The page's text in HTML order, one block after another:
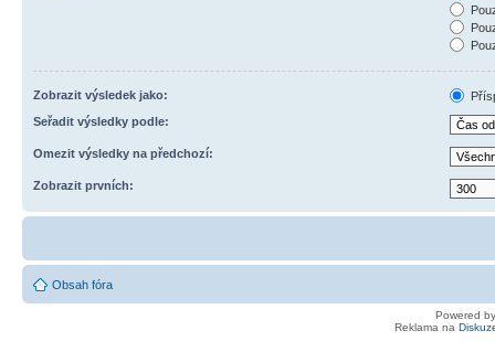
Zobrazit výsledek jako:
Seřadit výsledky podle:
Omezit výsledky na předchozí:
Zobrazit prvních:
Obsah fóra
Powered
Reklama na